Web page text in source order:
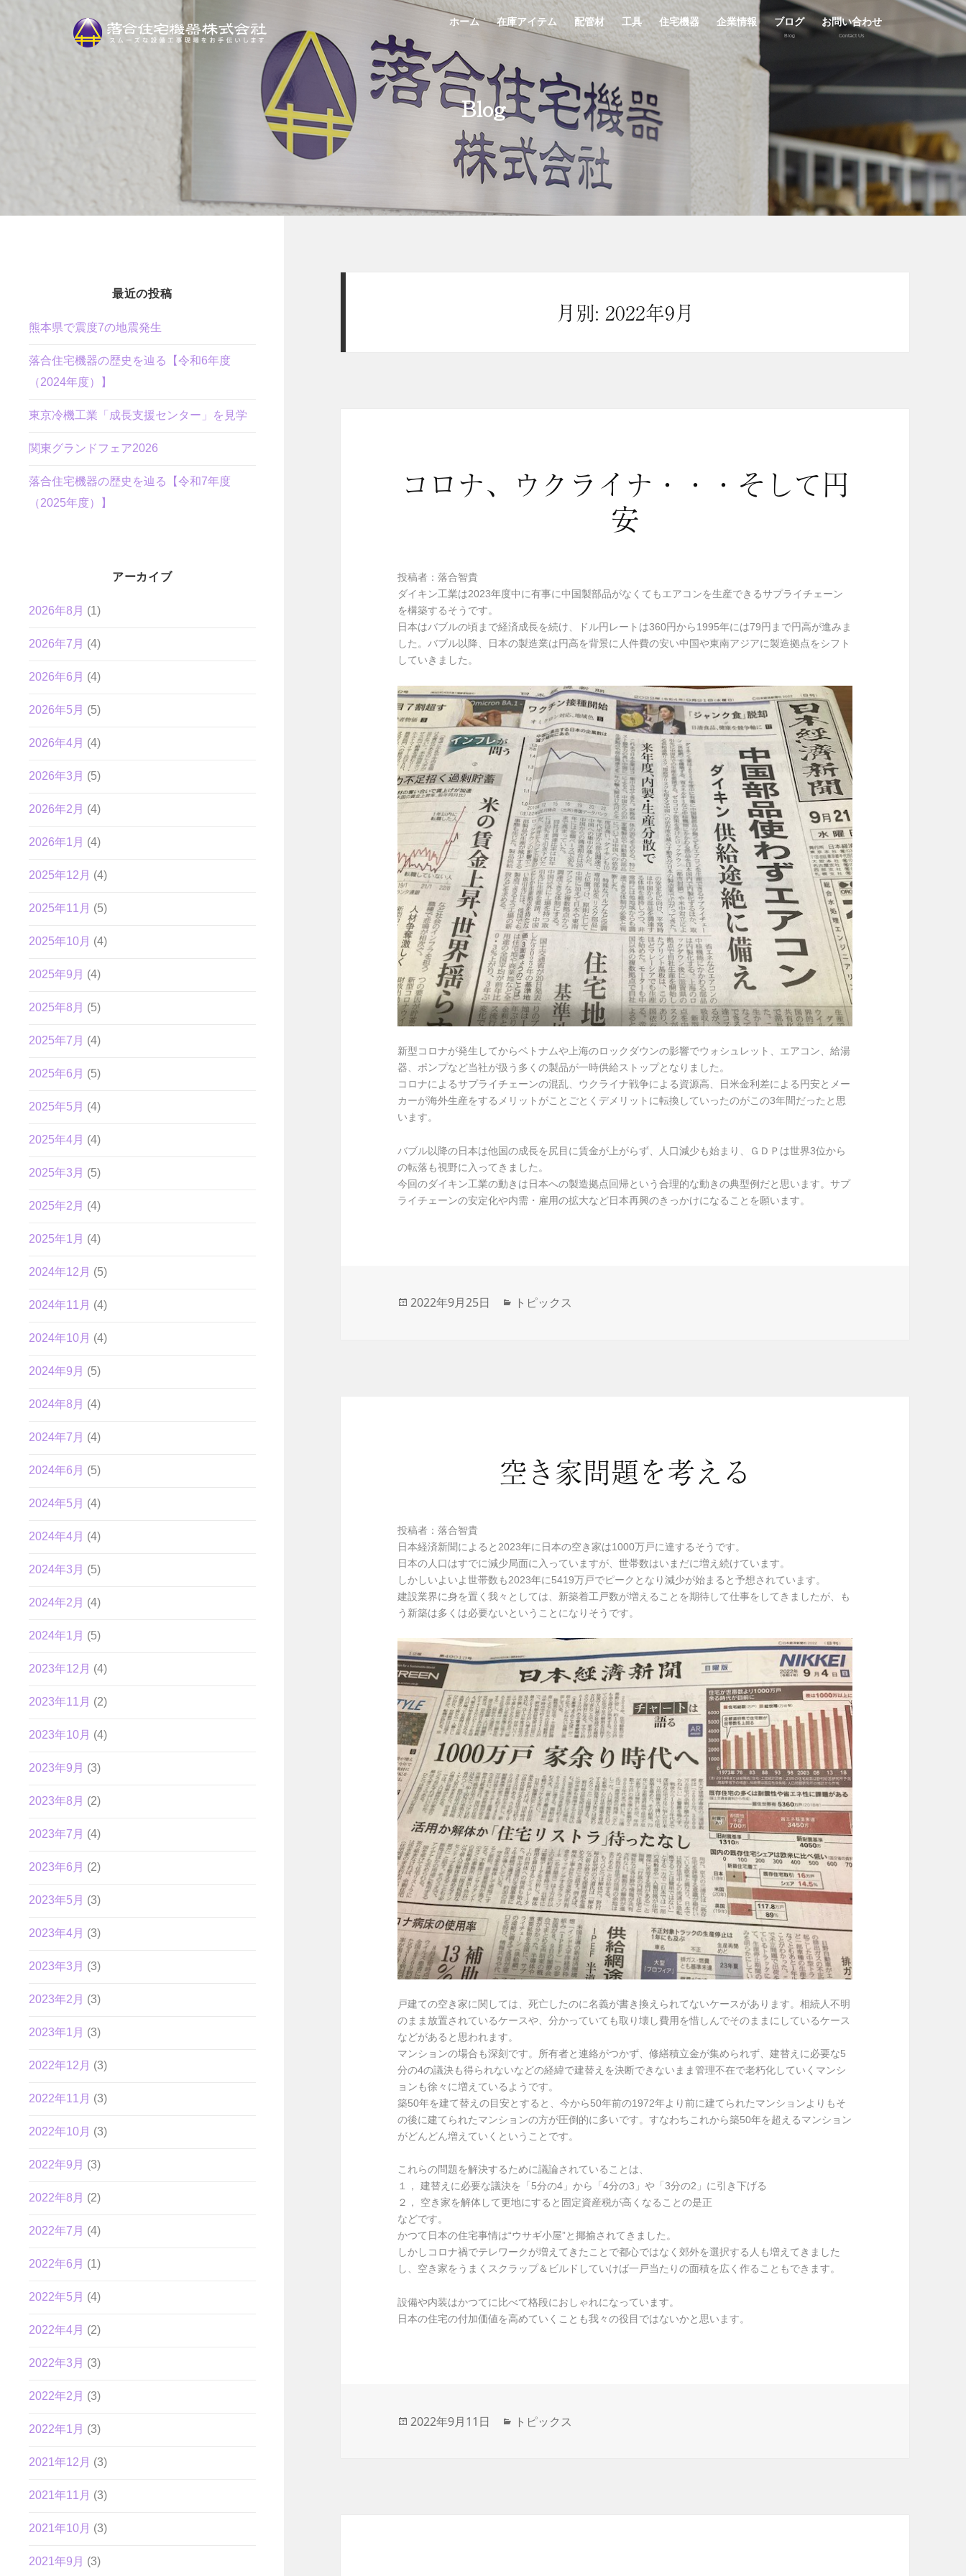
ホーム 在庫アイテム
StockList
配管材 工具 住宅機器 企業情報 ブログ
Blog
お問い合わせ
Contact Us
Blog
最近の投稿
熊本県で震度7の地震発生
落合住宅機器の歴史を辿る【令和6年度
（2024年度）】
東京冷機工業「成長支援センター」を見学
関東グランドフェア2026
落合住宅機器の歴史を辿る【令和7年度
（2025年度）】
アーカイブ
2026年8月 (1)
2026年7月 (4)
2026年6月 (4)
2026年5月 (5)
2026年4月 (4)
2026年3月 (5)
2026年2月 (4)
2026年1月 (4)
2025年12月 (4)
2025年11月 (5)
2025年10月 (4)
2025年9月 (4)
2025年8月 (5)
2025年7月 (4)
2025年6月 (5)
2025年5月 (4)
2025年4月 (4)
2025年3月 (5)
2025年2月 (4)
2025年1月 (4)
2024年12月 (5)
2024年11月 (4)
2024年10月 (4)
2024年9月 (5)
2024年8月 (4)
2024年7月 (4)
2024年6月 (5)
2024年5月 (4)
2024年4月 (4)
2024年3月 (5)
2024年2月 (4)
2024年1月 (5)
2023年12月 (4)
2023年11月 (2)
2023年10月 (4)
2023年9月 (3)
2023年8月 (2)
2023年7月 (4)
2023年6月 (2)
2023年5月 (3)
2023年4月 (3)
2023年3月 (3)
2023年2月 (3)
2023年1月 (3)
2022年12月 (3)
2022年11月 (3)
2022年10月 (3)
2022年9月 (3)
2022年8月 (2)
2022年7月 (4)
2022年6月 (1)
2022年5月 (4)
2022年4月 (2)
2022年3月 (3)
2022年2月 (3)
2022年1月 (3)
2021年12月 (3)
2021年11月 (3)
2021年10月 (3)
2021年9月 (3)
月別: 2022年9月
コロナ、ウクライナ・・・そして円
安
投稿者：落合智貴
ダイキン工業は2023年度中に有事に中国製部品がなくてもエアコンを生産できるサプライチェーン
を構築するそうです。
日本はバブルの頃まで経済成長を続け、ドル円レートは360円から1995年には79円まで円高が進みま
した。バブル以降、日本の製造業は円高を背景に人件費の安い中国や東南アジアに製造拠点をシフト
していきました。
新型コロナが発生してからベトナムや上海のロックダウンの影響でウォシュレット、エアコン、給湯
器、ポンプなど当社が扱う多くの製品が一時供給ストップとなりました。
コロナによるサプライチェーンの混乱、ウクライナ戦争による資源高、日米金利差による円安とメー
カーが海外生産をするメリットがことごとくデメリットに転換していったのがこの3年間だったと思
います。
バブル以降の日本は他国の成長を尻目に賃金が上がらず、人口減少も始まり、ＧＤＰは世界3位から
の転落も視野に入ってきました。
今回のダイキン工業の動きは日本への製造拠点回帰という合理的な動きの典型例だと思います。サプ
ライチェーンの安定化や内需・雇用の拡大など日本再興のきっかけになることを願います。
投
2022年9月25日
カ
トピックス
空き家問題を考える
投稿者：落合智貴
日本経済新聞によると2023年に日本の空き家は1000万戸に達するそうです。
日本の人口はすでに減少局面に入っていますが、世帯数はいまだに増え続けています。
しかしいよいよ世帯数も2023年に5419万戸でピークとなり減少が始まると予想されています。
建設業界に身を置く我々としては、新築着工戸数が増えることを期待して仕事をしてきましたが、も
う新築は多くは必要ないということになりそうです。
戸建ての空き家に関しては、死亡したのに名義が書き換えられてないケースがあります。相続人不明
のまま放置されているケースや、分かっていても取り壊し費用を惜しんでそのままにしているケース
などがあると思われます。
マンションの場合も深刻です。所有者と連絡がつかず、修繕積立金が集められず、建替えに必要な5
分の4の議決も得られないなどの経緯で建替えを決断できないまま管理不在で老朽化していくマンシ
ョンも徐々に増えているようです。
築50年を建て替えの目安とすると、今から50年前の1972年より前に建てられたマンションよりもそ
の後に建てられたマンションの方が圧倒的に多いです。すなわちこれから築50年を超えるマンション
がどんどん増えていくということです。
これらの問題を解決するために議論されていることは、
１， 建替えに必要な議決を「5分の4」から「4分の3」や「3分の2」に引き下げる
２， 空き家を解体して更地にすると固定資産税が高くなることの是正
などです。
かつて日本の住宅事情は“ウサギ小屋”と揶揄されてきました。
しかしコロナ禍でテレワークが増えてきたことで都心ではなく郊外を選択する人も増えてきました
し、空き家をうまくスクラップ＆ビルドしていけば一戸当たりの面積を広く作ることもできます。
設備や内装はかつてに比べて格段におしゃれになっています。
日本の住宅の付加価値を高めていくことも我々の役目ではないかと思います。
投
2022年9月11日
カ
トピックス